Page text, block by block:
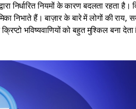
निर्धारित नियमों के कारण बदलता रहता है।
हैं। बाज़ार के बारे में लोगों की राय,
भविष्यवाणियों को बहुत मुश्किल बना